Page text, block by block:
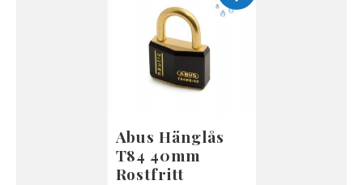
Abus Hänglås
T84 40mm
Rostfritt